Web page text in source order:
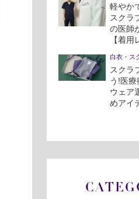
軽やか
スクラ
の医師
【着用
白衣・ス
スクラ
う!医
ウェア
めアイ